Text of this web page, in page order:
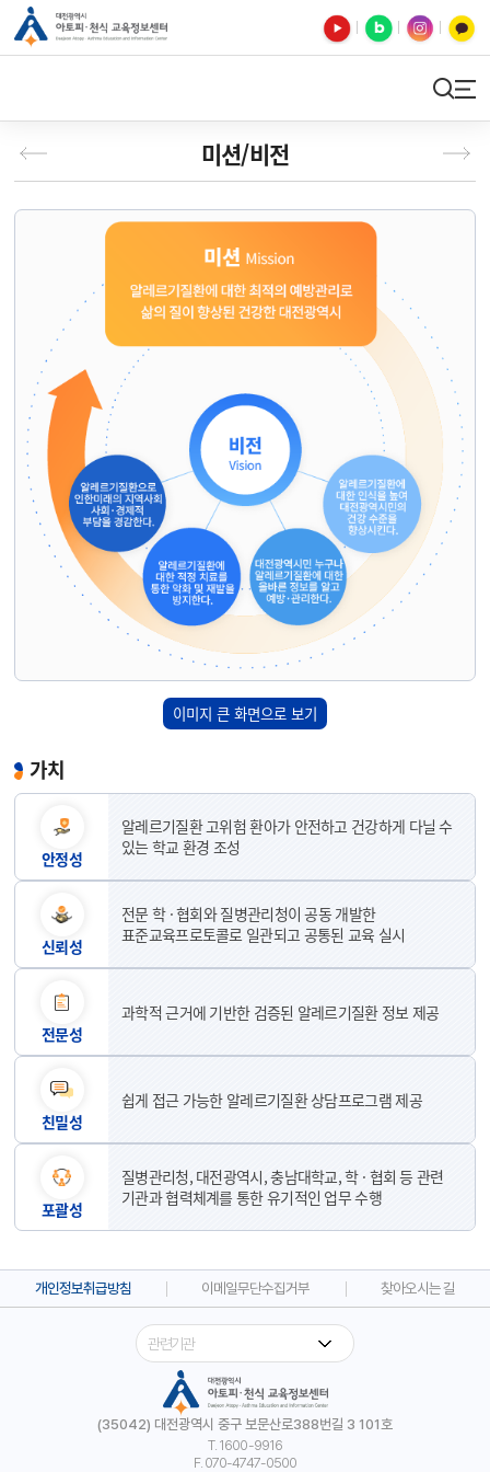
미션/비전
이미지 큰 화면으로 보기
가치
안정성
알레르기질환 고위험 환아가 안전하고 건강하게 다닐 수
있는 학교 환경 조성
신뢰성
전문 학 · 협회와 질병관리청이 공동 개발한
표준교육프로토콜로 일관되고 공통된 교육 실시
전문성
과학적 근거에 기반한 검증된 알레르기질환 정보 제공
친밀성
쉽게 접근 가능한 알레르기질환 상담프로그램 제공
포괄성
질병관리청, 대전광역시, 충남대학교, 학 · 협회 등 관련
기관과 협력체계를 통한 유기적인 업무 수행
개인정보취급방침 이메일무단수집거부 찾아오시는 길
(35042) 대전광역시 중구 보문산로388번길 3 101호
T. 1600-9916
F. 070-4747-0500